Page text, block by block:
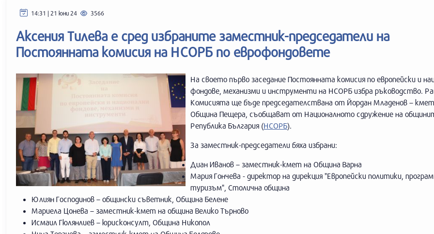
14:31 | 21 юни 24 3566
Аксения Тилева е сред избраните заместник-председатели на
Постоянната комисия на НСОРБ по еврофондовете
На своето първо заседание Постоянната комисия по европейски и
фондове, механизми и инструменти на НСОРБ избра ръководство.
Комисията ще бъде председателствана от Йордан Младенов –
Община Пещера, съобщават от Националното сдружение на
Република България (НСОРБ).
За заместник-председатели бяха избрани:
Диан Иванов – заместник-кмет на Община Варна
Мария Гончева - директор на дирекция "Европейски политики,
туризъм", Столична община
Юлиян Господинов – общински съветник, Община Белене
Мариела Цонева – заместник-кмет на община Велико Търново
Исмаил Гюлянлиев – юрисконсулт, Община Никопол